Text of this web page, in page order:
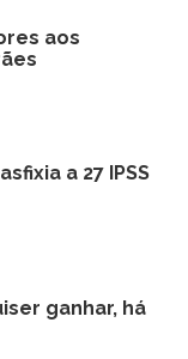
aos
a 27 IPSS
ganhar, há